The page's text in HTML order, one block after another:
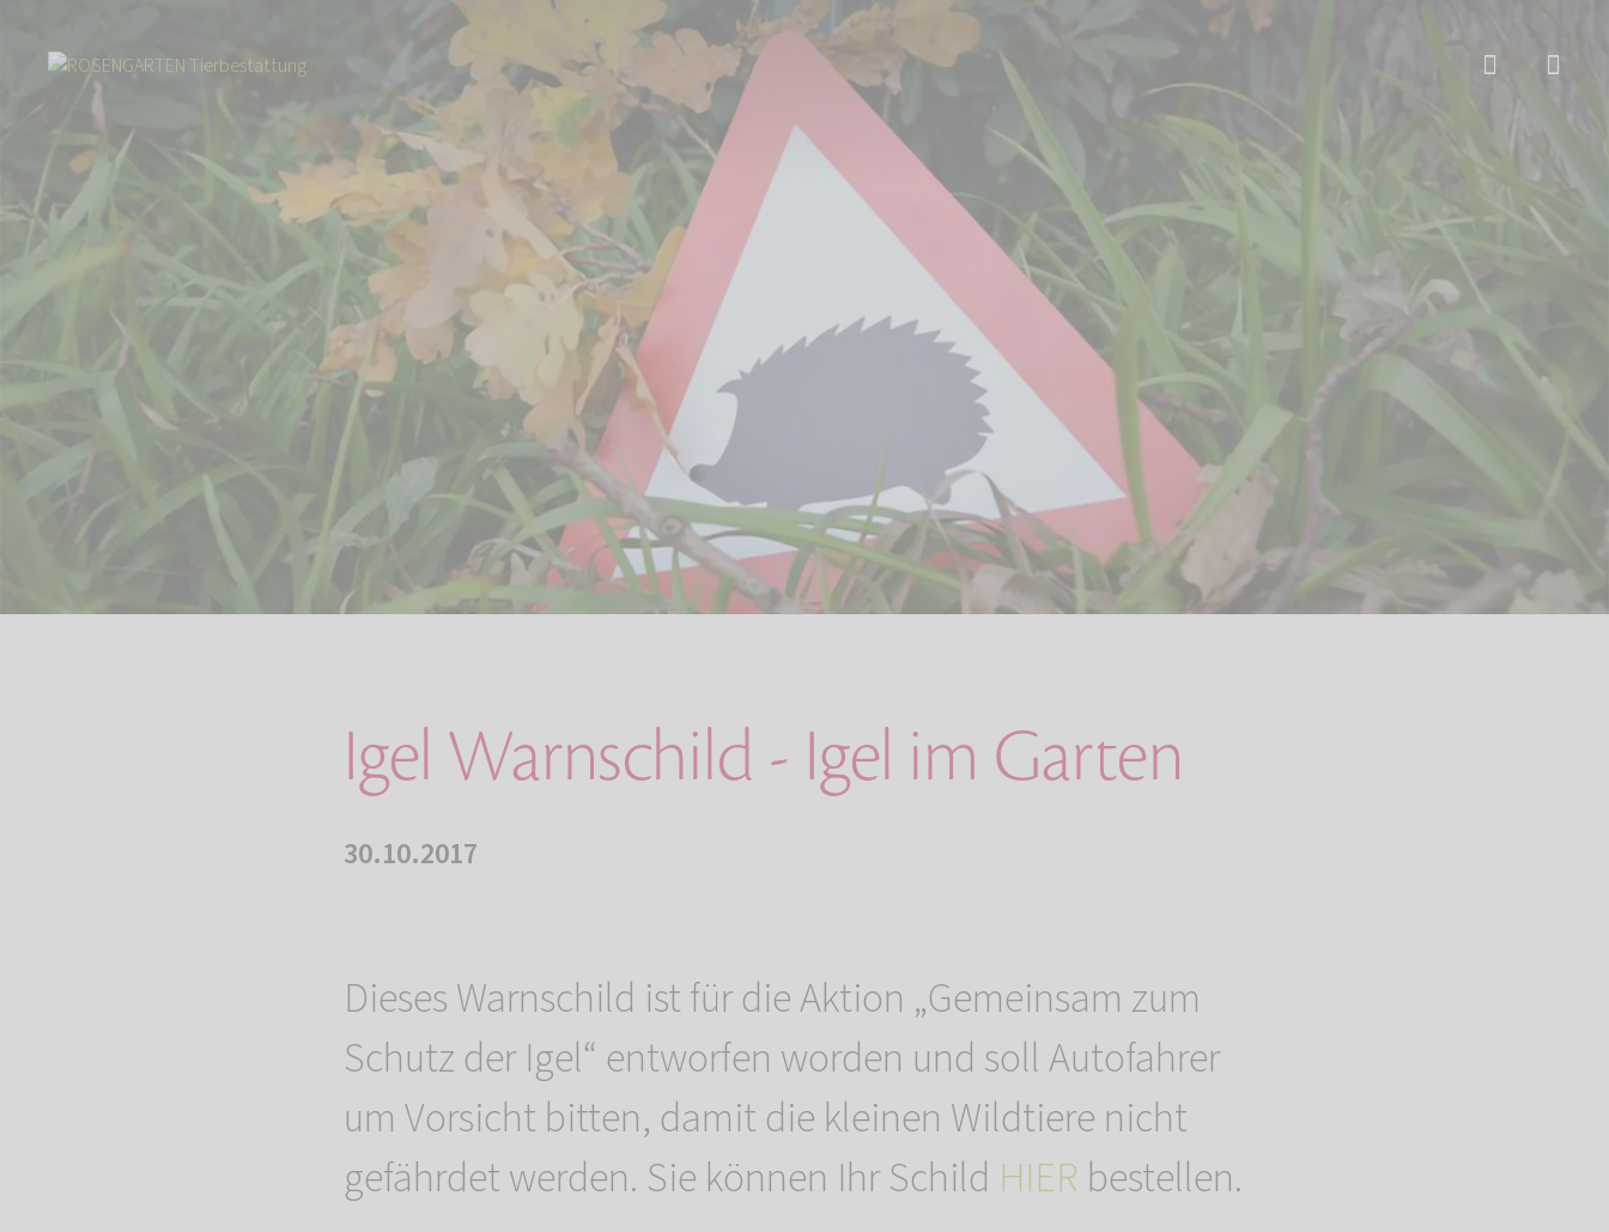
Über uns Aktuelles Igel Warnschild - Igel im Garten
Igel Warnschild - Igel im Garten
30.10.2017
Dieses Warnschild ist für die Aktion „Gemeinsam zum
Schutz der Igel“ entworfen worden und soll Autofahrer
um Vorsicht bitten, damit die kleinen Wildtiere nicht
gefährdet werden. Sie können Ihr Schild HIER bestellen.